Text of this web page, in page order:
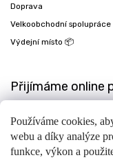
Používáme cookies,
webu a díky analýze
funkce, výkon a
Doprava
Velkoobchodní spolupráce
Výdejní místo 📦
Přijímáme online